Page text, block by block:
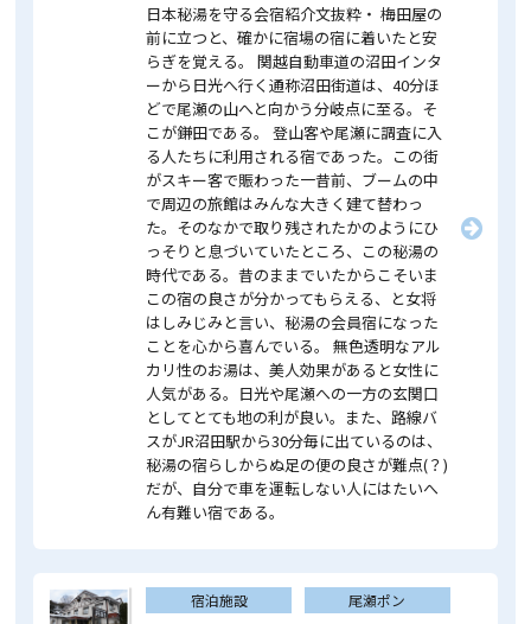
日本秘湯を守る会宿紹介文抜粋・ 梅田屋の
前に立つと、確かに宿場の宿に着いたと安
らぎを覚える。 関越自動車道の沼田インタ
ーから日光へ行く通称沼田街道は、40分ほ
どで尾瀬の山へと向かう分岐点に至る。そ
こが鎌田である。 登山客や尾瀬に調査に入
る人たちに利用される宿であった。この街
がスキー客で賑わった一昔前、ブームの中
で周辺の旅館はみんな大きく建て替わっ
た。そのなかで取り残されたかのようにひ
っそりと息づいていたところ、この秘湯の
時代である。昔のままでいたからこそいま
この宿の良さが分かってもらえる、と女将
はしみじみと言い、秘湯の会員宿になった
ことを心から喜んでいる。 無色透明なアル
カリ性のお湯は、美人効果があると女性に
人気がある。日光や尾瀬への一方の玄関口
としてとても地の利が良い。また、路線バ
スがJR沼田駅から30分毎に出ているのは、
秘湯の宿らしからぬ足の便の良さが難点(？)
だが、自分で車を運転しない人にはたいへ
ん有難い宿である。
宿泊施設 尾瀬ポン